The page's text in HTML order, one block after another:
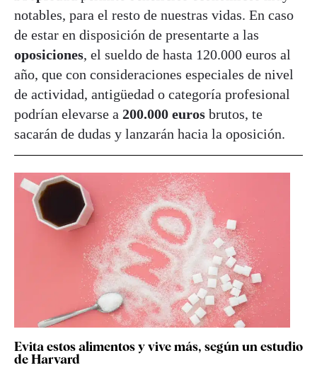
notables, para el resto de nuestras vidas. En caso
de estar en disposición de presentarte a las
oposiciones, el sueldo de hasta 120.000 euros al
año, que con consideraciones especiales de nivel
de actividad, antigüedad o categoría profesional
podrían elevarse a 200.000 euros brutos, te
sacarán de dudas y lanzarán hacia la oposición.
Evita estos alimentos y vive más, según un estudio
de Harvard